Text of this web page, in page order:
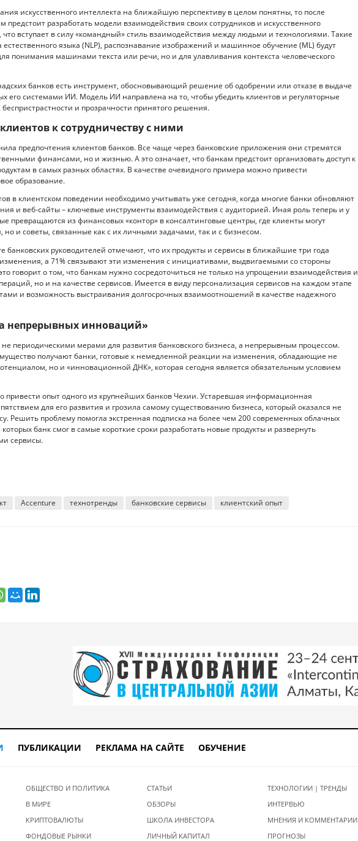
искусственного интеллекта на ближайшую перспективу в целом понятны, то после
предстоит разработать модели взаимодействия своих сотрудников и искусственного
что вступает в силу «командный» стиль взаимодействия между людьми и технологиями. Такие
естественного языка (NLP), распознавание изображений и машинное обучение (ML) будут
понимания машинами текста или речи, но и для улавливания контекста человеческого
банков есть инструмент, обосновывающий решение об одобрении или отказе в выдаче
его системами ИИ. Модель ИИ направлена на то, чтобы убедить клиентов и регуляторные
и прозрачности принятого решения.
к сотрудничеству с ними
предпочтения клиентов банков. Все чаще через банковские приложения они стремятся
финансами, но и жизнью. А это означает, что банкам предстоит организовать доступ к
в самых разных областях. В качестве очевидного примера можно привести
образование.
в клиентском поведении необходимо учитывать уже сегодня, когда многие банки обновляют
и веб-сайты – ключевые инструменты взаимодействия с аудиторией. Иная роль теперь и у
превращаются из финансовых «контор» в консалтинговые центры, где клиенты могут
но и советы, связанные как с их личными задачами, так и с бизнесом.
банковских руководителей отмечают, что их продукты и сервисы в ближайшие три года
а 71% связывают эти изменения с инициативами, выдвигаемыми со стороны
говорит о том, что банкам нужно сосредоточиться не только на упрощении взаимодействия и
но и на качестве сервисов. Имеется в виду персонализация сервисов на каждом этапе
и возможность выстраивания долгосрочных взаимоотношений в качестве надежного
непрерывных инноваций»
периодическими мерами для развития банковского бизнеса, а непрерывным процессом.
получают банки, готовые к немедленной реакции на изменения, обладающие не
но и «инновационной ДНК», которая сегодня является обязательным условием
привести опыт одного из крупнейших банков Чехии. Устаревшая информационная
для его развития и грозила самому существованию бизнеса, который оказался не
Решить проблему помогла экстренная подписка на более чем 200 современных облачных
банк смог в самые короткие сроки разработать новые продукты и развернуть
сервисы.
Accenture технотренды банковские сервисы клиентский опыт
где эффективнее всего держать деньги в пандемию
не нужен закон о банкротстве физлиц, он лишит их рабов
ПУБЛИКАЦИИ РЕКЛАМА НА САЙТЕ ОБУЧЕНИЕ
ОБЩЕСТВО И ПОЛИТИКА
В МИРЕ
КРИПТОВАЛЮТЫ
ФОНДОВЫЕ РЫНКИ
СТАТЬИ
ОБЗОРЫ
ШКОЛА ИНВЕСТОРА
ЛИЧНЫЙ КАПИТАЛ
ТЕХНОЛОГИИ | ТРЕНДЫ
ИНТЕРВЬЮ
МНЕНИЯ И КОММЕНТАРИИ
ПРОГНОЗЫ